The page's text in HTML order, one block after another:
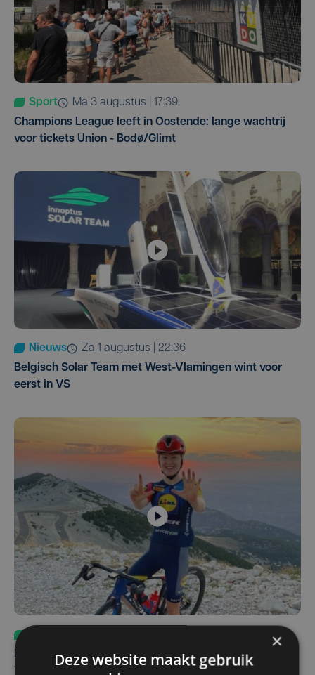
Sport
ma 3 augustus | 17:39
Champions League leeft in Oostende: lange wachtrij
voor tickets Union - Bodø/Glimt
Nieuws
za 1 augustus | 22:36
Belgisch Solar Team met West-Vlamingen wint voor
eerst in VS
Margot Vanpachtenbeke beklimt zeven keer de Mont
Ventoux
×
Deze website maakt gebruik